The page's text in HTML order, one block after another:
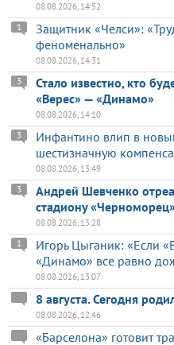
08.08.2026, 14:52
Защитник «Челси»:
феноменально»
1
08.08.2026, 14:31
Стало известно, кто
«Верес» — «Динамо»
3
08.08.2026, 14:10
Инфантино влип в
шестизначную
3
08.08.2026, 13:49
Андрей Шевченко
стадиону
3
08.08.2026, 13:28
Игорь Цыганик: «Если
«Динамо» все равно
1
08.08.2026, 13:07
8 августа. Сегодня
08.08.2026, 12:46
«Барселона» готовит